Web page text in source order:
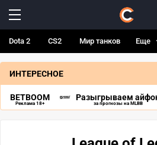
Dota 2 CS2 Мир танков Еще
ИНТЕРЕСНОЕ
BETBOOM
Реклама 18+
Разыгрываем
за прогнозы на MLBB